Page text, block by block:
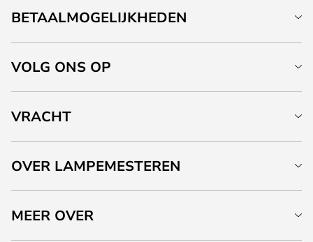
BETAALMOGELIJKHEDEN
VOLG ONS OP
VRACHT
OVER LAMPEMESTEREN
MEER OVER